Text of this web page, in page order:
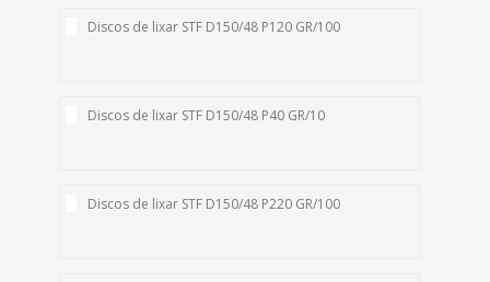
Discos de lixar STF D150/48 P120 GR/100
Discos de lixar STF D150/48 P40 GR/10
Discos de lixar STF D150/48 P220 GR/100